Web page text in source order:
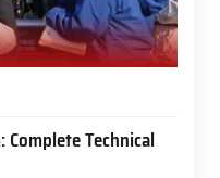
Technical